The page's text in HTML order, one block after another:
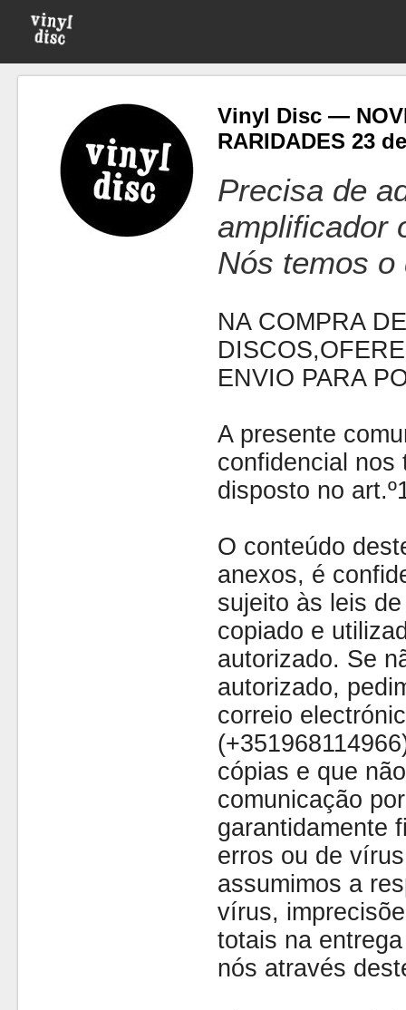
Vinyl Disc —
RARIDADES 23
Precisa de
amplificador
Nós temos o
NA COMPRA
ENVIO PARA
A presente
confidencial nos
disposto no
O conteúdo
anexos, é
sujeito às leis
copiado e
autorizado. Se
autorizado,
correio
cópias e que
comunicação
garantidamente
erros ou de
assumimos a
vírus,
totais na
nós através